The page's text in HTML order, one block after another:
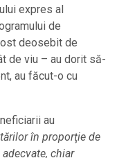
expres al
de
deosebit de
de viu – au dorit să-
au făcut-o cu
au
în proporţie de
chiar